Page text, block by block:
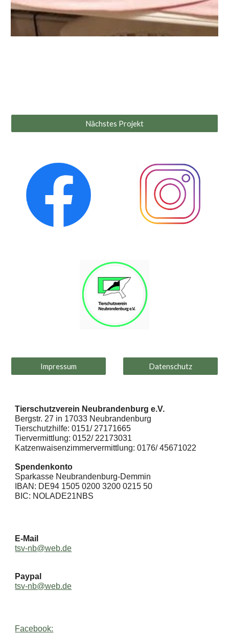
Nächstes Projekt
Impressum Datenschutz
Tierschutzverein Neubrandenburg e.V.
Bergstr. 27 in 17033 Neubrandenburg
Tierschutzhilfe: 0151/ 27171665
Tiervermittlung: 0152/ 22173031
Katzenwaisenzimmervermittlung: 0176/ 45671022
Spendenkonto
Sparkasse Neubrandenburg-Demmin
IBAN: DE94 1505 0200 3200 0215 50
BIC: NOLADE21NBS
E-Mail
tsv-nb@web.de
Paypal
tsv-nb@web.de
Facebook: